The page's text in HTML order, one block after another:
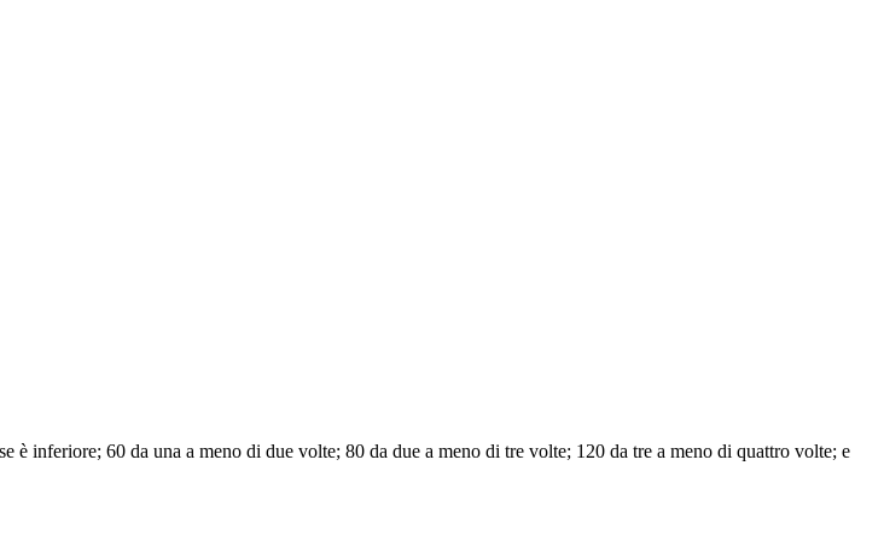
inferiore; 60 da una a meno di due volte; 80 da due a meno di tre volte; 120 da tre a meno di quattro volte; e